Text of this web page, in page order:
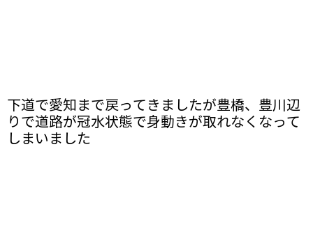
下道で愛知まで戻ってきましたが豊橋、豊川辺
りで道路が冠水状態で身動きが取れなくなって
しまいました